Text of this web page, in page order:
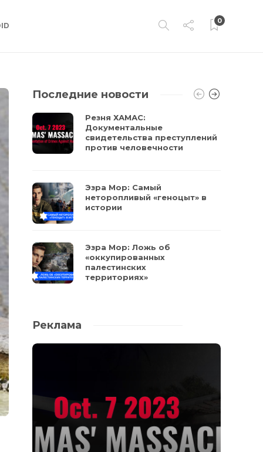
0
Последние новости
Резня ХАМАС:
Документальные
свидетельства преступлений
против человечности
Эзра Мор: Самый
неторопливый «геноцыт» в
истории
Эзра Мор: Ложь об
«оккупированных
палестинских
территориях»
Реклама